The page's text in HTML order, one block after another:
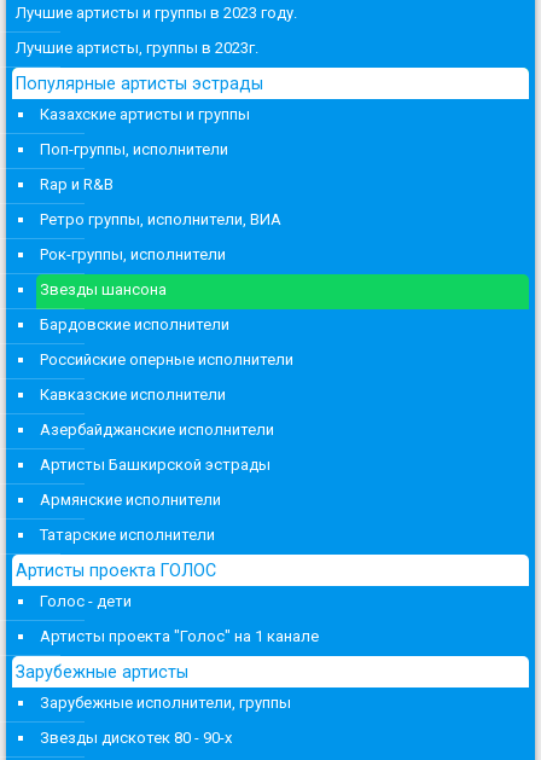
Лучшие артисты и группы в 2023 году.
Лучшие артисты, группы в 2023г.
Популярные артисты эстрады
Казахские артисты и группы
Поп-группы, исполнители
Rap и R&B
Ретро группы, исполнители, ВИА
Рок-группы, исполнители
Звезды шансона
Бардовские исполнители
Российские оперные исполнители
Кавказские исполнители
Азербайджанские исполнители
Артисты Башкирской эстрады
Армянские исполнители
Татарские исполнители
Артисты проекта ГОЛОС
Голос - дети
Артисты проекта "Голос" на 1 канале
Зарубежные артисты
Зарубежные исполнители, группы
Звезды дискотек 80 - 90-х